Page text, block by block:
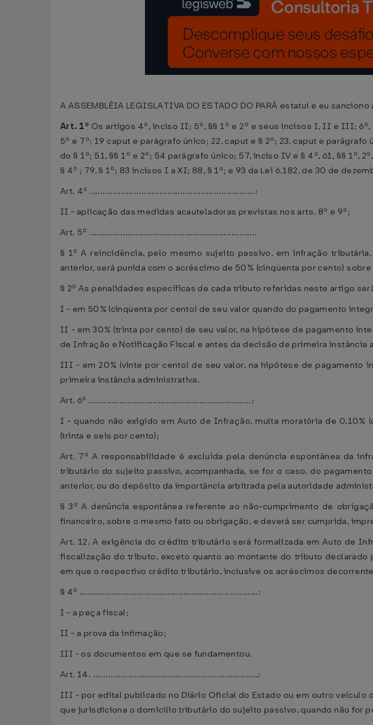
A ASSEMBLÉIA LEGISLATIVA DO ESTADO DO PARÁ estatui e eu
Art. 1º Os artigos 4º, inciso II; 5º, §§ 1º e 2º e seus incisos I, II e III;
5º e 7º; 19 caput e parágrafo único; 22, caput e § 2º; 23, caput e
do § 1º; 51, §§ 1º e 2º; 54 parágrafo único; 57, inciso IV e § 4º, 61, §§ 1º,
§ 4º ; 79, § 1º; 83 incisos I a XI; 88, § 1º; e 93 da Lei 6.182, de 30 de
Art. 4º ................................................................:
II - aplicação das medidas acauteladoras previstas nos arts. 8º e 9º;
Art. 5º .................................................................
§ 1º A reincidência, pelo mesmo sujeito passivo, em infração
anterior, será punida com o acréscimo de 50% (cinqüenta por cento)
§ 2º As penalidades específicas de cada tributo referidas neste artigo
I - em 50% (cinqüenta por cento) de seu valor quando do pagamento
II - em 30% (trinta por cento) de seu valor, na hipótese de pagamento
de Infração e Notificação Fiscal e antes da decisão de primeira instância
III - em 20% (vinte por cento) de seu valor, na hipótese de pagamento
primeira instância administrativa.
Art. 6º ...............................................................:
I - quando não exigido em Auto de Infração, multa moratória de
(trinta e seis por cento);
Art. 7º A responsabilidade é excluída pela denúncia espontânea da
tributário do sujeito passivo, acompanhada, se for o caso, do
anterior, ou do depósito da importância arbitrada pela autoridade
§ 3º A denúncia espontânea referente ao não-cumprimento de
financeiro, sobre o mesmo fato ou obrigação, e deverá ser cumprida,
Art. 12. A exigência do crédito tributário será formalizada em Auto de
fiscalização do tributo, exceto quanto ao montante do tributo
em que o respectivo crédito tributário, inclusive os acréscimos
§ 4º .....................................................................:
I - a peça fiscal;
II - a prova da intimação;
III - os documentos em que se fundamentou.
Art. 14. ................................................................:
III - por edital publicado no Diário Oficial do Estado ou em outro veículo
que jurisdiciona o domicílio tributário do sujeito passivo, quando não for